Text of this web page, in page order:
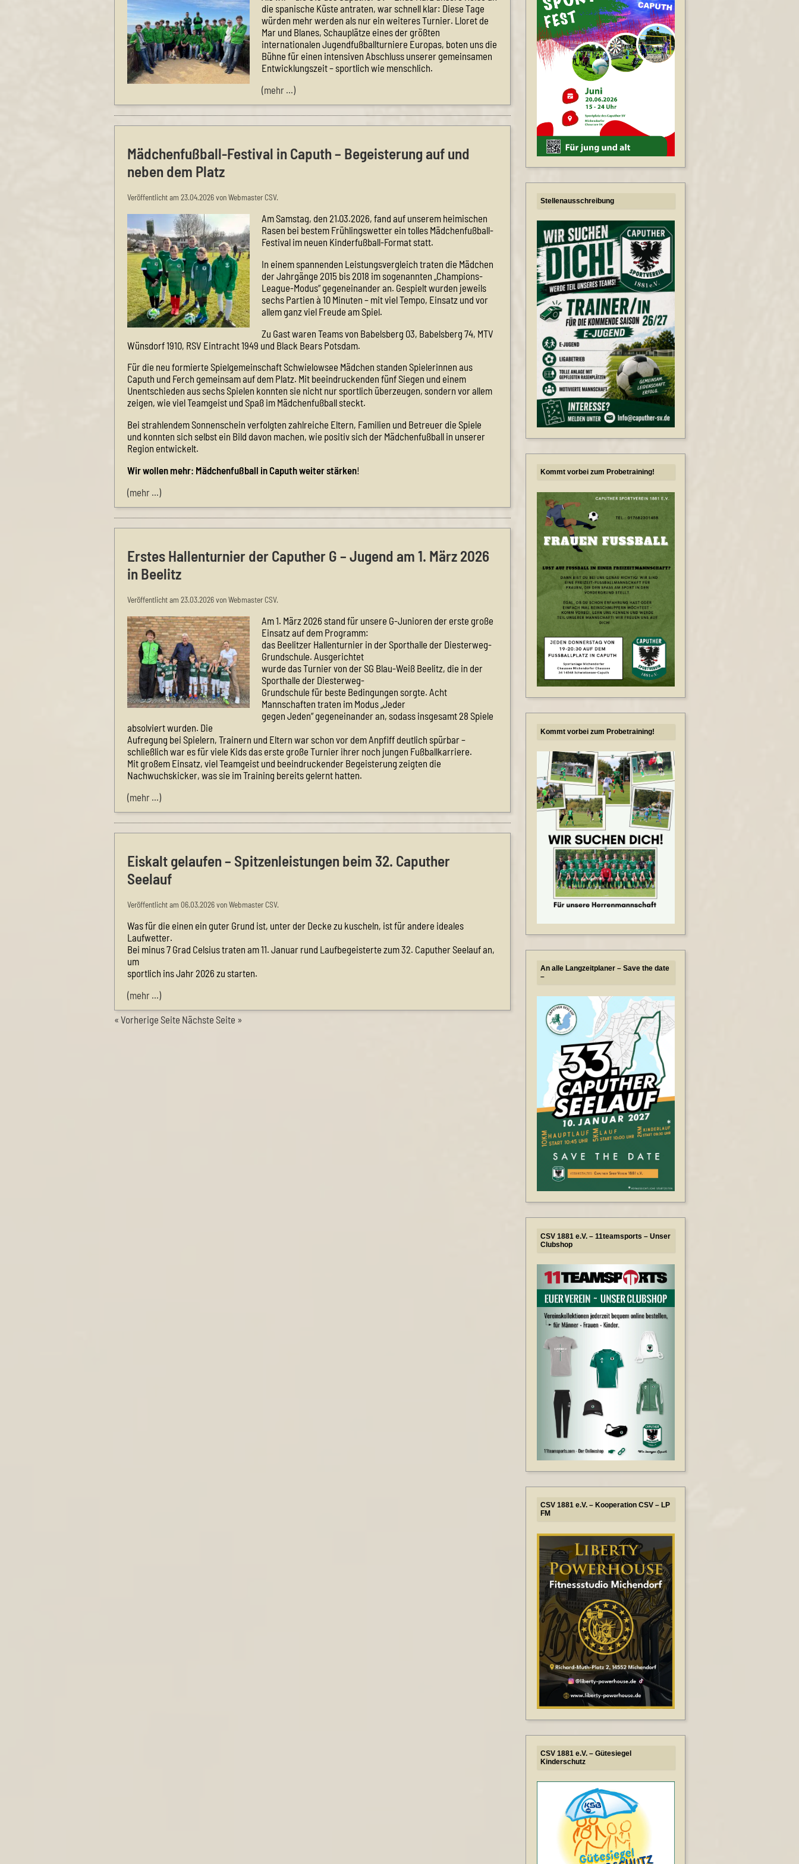
die spanische Küste antraten, war schnell klar: Diese Tage
würden mehr werden als nur ein weiteres Turnier. Lloret de
Mar und Blanes, Schauplätze eines der größten
internationalen Jugendfußballturniere Europas, boten uns die
Bühne für einen intensiven Abschluss unserer gemeinsamen
Entwicklungszeit – sportlich wie menschlich.
(mehr …)
Mädchenfußball-Festival in Caputh – Begeisterung auf und
neben dem Platz
Veröffentlicht am 23.04.2026 von Webmaster CSV.
Am Samstag, den 21.03.2026, fand auf unserem heimischen
Rasen bei bestem Frühlingswetter ein tolles Mädchenfußball-
Festival im neuen Kinderfußball-Format statt.
In einem spannenden Leistungsvergleich traten die Mädchen
der Jahrgänge 2015 bis 2018 im sogenannten „Champions-
League-Modus“ gegeneinander an. Gespielt wurden jeweils
sechs Partien à 10 Minuten – mit viel Tempo, Einsatz und vor
allem ganz viel Freude am Spiel.
Zu Gast waren Teams von Babelsberg 03, Babelsberg 74, MTV
Wünsdorf 1910, RSV Eintracht 1949 und Black Bears Potsdam.
Für die neu formierte Spielgemeinschaft Schwielowsee Mädchen standen Spielerinnen aus
Caputh und Ferch gemeinsam auf dem Platz. Mit beeindruckenden fünf Siegen und einem
Unentschieden aus sechs Spielen konnten sie nicht nur sportlich überzeugen, sondern vor allem
zeigen, wie viel Teamgeist und Spaß im Mädchenfußball steckt.
Bei strahlendem Sonnenschein verfolgten zahlreiche Eltern, Familien und Betreuer die Spiele
und konnten sich selbst ein Bild davon machen, wie positiv sich der Mädchenfußball in unserer
Region entwickelt.
Wir wollen mehr: Mädchenfußball in Caputh weiter stärken!
(mehr …)
Erstes Hallenturnier der Caputher G – Jugend am 1. März 2026
in Beelitz
Veröffentlicht am 23.03.2026 von Webmaster CSV.
Am 1. März 2026 stand für unsere G-Junioren der erste große
Einsatz auf dem Programm:
das Beelitzer Hallenturnier in der Sporthalle der Diesterweg-
Grundschule. Ausgerichtet
wurde das Turnier von der SG Blau-Weiß Beelitz, die in der
Sporthalle der Diesterweg-
Grundschule für beste Bedingungen sorgte. Acht
Mannschaften traten im Modus „Jeder
gegen Jeden“ gegeneinander an, sodass insgesamt 28 Spiele
absolviert wurden. Die
Aufregung bei Spielern, Trainern und Eltern war schon vor dem Anpfiff deutlich spürbar –
schließlich war es für viele Kids das erste große Turnier ihrer noch jungen Fußballkarriere.
Mit großem Einsatz, viel Teamgeist und beeindruckender Begeisterung zeigten die
Nachwuchskicker, was sie im Training bereits gelernt hatten.
(mehr …)
Eiskalt gelaufen – Spitzenleistungen beim 32. Caputher
Seelauf
Veröffentlicht am 06.03.2026 von Webmaster CSV.
Was für die einen ein guter Grund ist, unter der Decke zu kuscheln, ist für andere ideales
Laufwetter.
Bei minus 7 Grad Celsius traten am 11. Januar rund Laufbegeisterte zum 32. Caputher Seelauf an,
um
sportlich ins Jahr 2026 zu starten.
(mehr …)
« Vorherige Seite Nächste Seite »
Stellenausschreibung
Kommt vorbei zum Probetraining!
Kommt vorbei zum Probetraining!
An alle Langzeitplaner – Save the date
–
CSV 1881 e.V. – 11teamsports – Unser
Clubshop
CSV 1881 e.V. – Kooperation CSV – LP
FM
CSV 1881 e.V. – Gütesiegel
Kinderschutz